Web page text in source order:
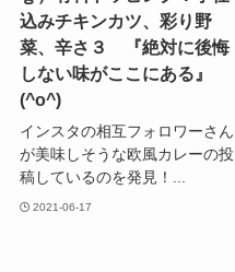
込みチキンカツ、彩り野
菜、辛さ３ 『絶対に後悔
しない味がここにある』
(^o^)
インスタの相互フォロワーさん
が美味しそうな欧風カレーの投
稿しているのを発見！...
2021-06-17